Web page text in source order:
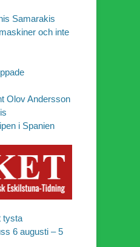
Samarakis
och inte
Olov Andersson
i Spanien
tysta
6 augusti – 5